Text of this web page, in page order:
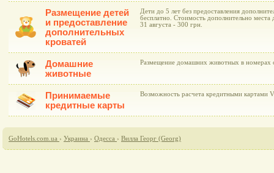
Размещение детей
и предоставление
дополнительных
кроватей
Дети до 5 лет без предоставления
бесплатно. Стоимость дополнительно
31 августа - 300 грн.
Домашние
животные
Размещение домашних животных в номерах
Принимаемые
кредитные карты
Возможность расчета кредитными картами
GoHotels.com.ua › Украина › Одесса › Вилла Георг (Georg)